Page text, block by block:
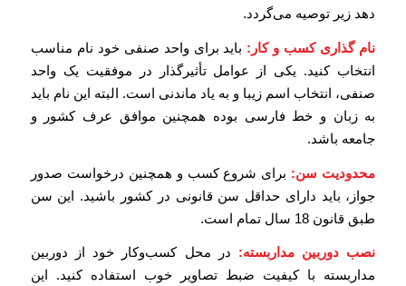
دهد زیر توصیه می‌گردد.
نام گذاری کسب و کار: باید برای واحد صنفی خود نام مناسب
انتخاب کنید. یکی از عوامل تأثیرگذار در موفقیت یک واحد
صنفی، انتخاب اسم زیبا و به یاد ماندنی است. البته این نام باید
به زبان و خط فارسی بوده همچنین موافق عرف کشور و
جامعه باشد.
محدودیت سن: برای شروع کسب و همچنین درخواست صدور
جواز، باید دارای حداقل سن قانونی در کشور باشید. این سن
طبق قانون 18 سال تمام است.
نصب دوربین مداربسته: در محل کسب‌وکار خود از دوربین
مداربسته با کیفیت ضبط تصاویر خوب استفاده کنید. این